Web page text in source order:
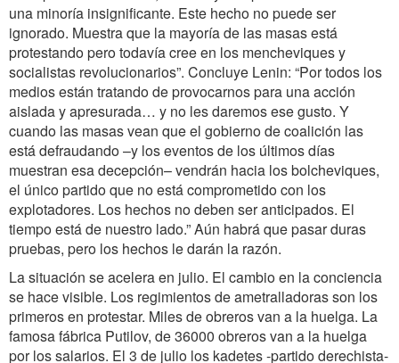
una minoría insignificante. Este hecho no puede ser
ignorado. Muestra que la mayoría de las masas está
protestando pero todavía cree en los mencheviques y
socialistas revolucionarios”. Concluye Lenin: “Por todos los
medios están tratando de provocarnos para una acción
aislada y apresurada… y no les daremos ese gusto. Y
cuando las masas vean que el gobierno de coalición las
está defraudando –y los eventos de los últimos días
muestran esa decepción– vendrán hacia los bolcheviques,
el único partido que no está comprometido con los
explotadores. Los hechos no deben ser anticipados. El
tiempo está de nuestro lado.” Aún habrá que pasar duras
pruebas, pero los hechos le darán la razón.
La situación se acelera en julio. El cambio en la conciencia
se hace visible. Los regimientos de ametralladoras son los
primeros en protestar. Miles de obreros van a la huelga. La
famosa fábrica Putilov, de 36000 obreros van a la huelga
por los salarios. El 3 de julio los kadetes -partido derechista-